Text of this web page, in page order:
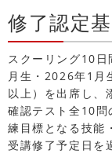
修了認定
スクーリング10
月生・2026年1月
以上）を出席し、
確認テスト全10問
練目標となる技能
受講修了予定日を